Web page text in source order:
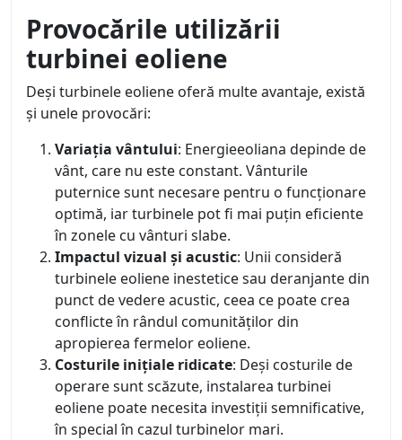
Provocările utilizării
turbinei eoliene
Deși turbinele eoliene oferă multe avantaje, există
și unele provocări:
Variația vântului: Energieeoliana depinde de
vânt, care nu este constant. Vânturile
puternice sunt necesare pentru o funcționare
optimă, iar turbinele pot fi mai puțin eficiente
în zonele cu vânturi slabe.
Impactul vizual și acustic: Unii consideră
turbinele eoliene inestetice sau deranjante din
punct de vedere acustic, ceea ce poate crea
conflicte în rândul comunităților din
apropierea fermelor eoliene.
Costurile inițiale ridicate: Deși costurile de
operare sunt scăzute, instalarea turbinei
eoliene poate necesita investiții semnificative,
în special în cazul turbinelor mari.